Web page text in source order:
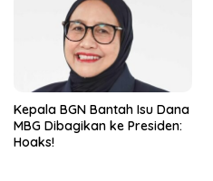
Kepala BGN Bantah Isu Dana
MBG Dibagikan ke Presiden:
Hoaks!